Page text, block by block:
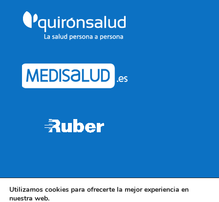
Política de Privacidad Política de Cookies
Utilizamos cookies para ofrecerte la mejor experiencia en
nuestra web.